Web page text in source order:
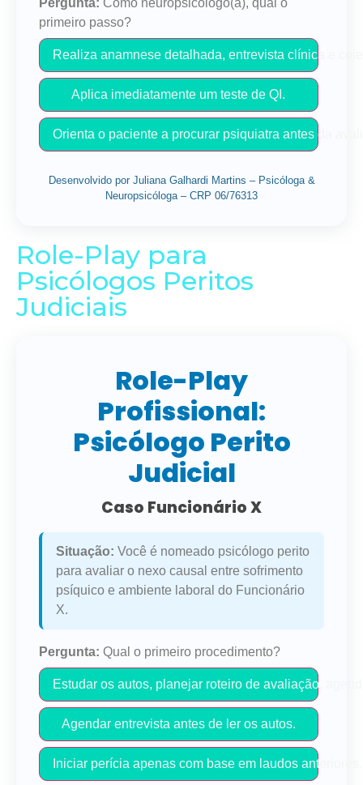
Pergunta: Como neuropsicólogo(a), qual o
primeiro passo?
Realiza anamnese detalhada, entrevista clínica e
Aplica imediatamente um teste de QI.
Orienta o paciente a procurar psiquiatra antes da
Desenvolvido por Juliana Galhardi Martins – Psicóloga &
Neuropsicóloga – CRP 06/76313
Role-Play para
Psicólogos Peritos
Judiciais
Role-Play
Profissional:
Psicólogo Perito
Judicial
Caso Funcionário X
Situação: Você é nomeado psicólogo perito
para avaliar o nexo causal entre sofrimento
psíquico e ambiente laboral do Funcionário
X.
Pergunta: Qual o primeiro procedimento?
Estudar os autos, planejar roteiro de avaliação,
Agendar entrevista antes de ler os autos.
Iniciar perícia apenas com base em laudos anteriores.